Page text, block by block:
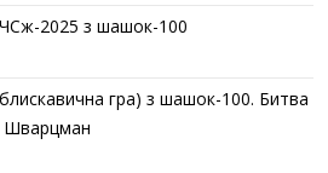
ЧСж-2025 з шашок-100
гра) з шашок-100. Битва
- Шварцман